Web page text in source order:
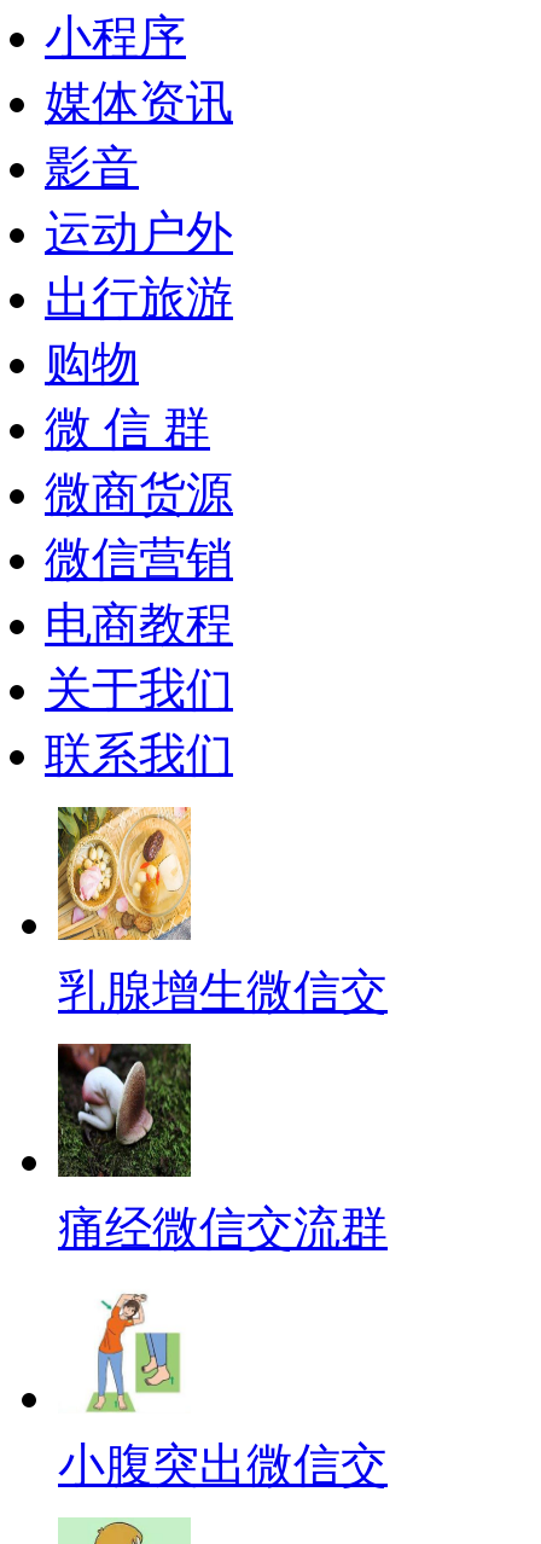
小程序
媒体资讯
影音
运动户外
出行旅游
购物
微 信 群
微商货源
微信营销
电商教程
关于我们
联系我们
乳腺增生微信交
痛经微信交流群
小腹突出微信交